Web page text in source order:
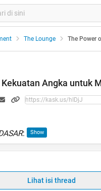
The Lounge The Power
Angka untuk
:
Lihat isi thread